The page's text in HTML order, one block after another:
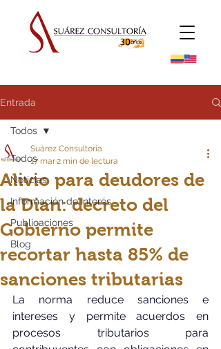
Entrada
Todos
Noticias
Información de Interés
Publicaciones
Blog
Todos
Alivio para deudores de
la Dian: decreto del
Gobierno permite
recortar hasta 85% de
sanciones tributarias
Suárez Consultoría
17 mar2 min de lectura
La norma reduce sanciones e
intereses y permite acuerdos en
procesos tributarios para